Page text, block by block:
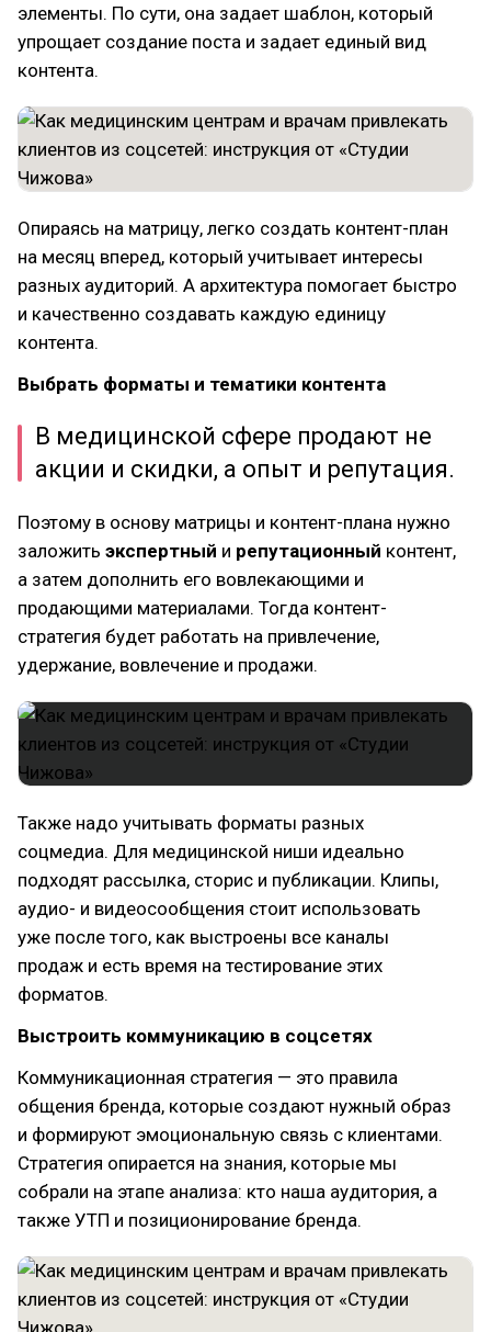
элементы. По сути, она задает шаблон, который
упрощает создание поста и задает единый вид
контента.
Опираясь на матрицу, легко создать контент-план
на месяц вперед, который учитывает интересы
разных аудиторий. А архитектура помогает быстро
и качественно создавать каждую единицу
контента.
Выбрать форматы и тематики контента
В медицинской сфере продают не
акции и скидки, а опыт и репутация.
Поэтому в основу матрицы и контент-плана нужно
заложить экспертный и репутационный контент,
а затем дополнить его вовлекающими и
продающими материалами. Тогда контент-
стратегия будет работать на привлечение,
удержание, вовлечение и продажи.
Также надо учитывать форматы разных
соцмедиа. Для медицинской ниши идеально
подходят рассылка, сторис и публикации. Клипы,
аудио- и видеосообщения стоит использовать
уже после того, как выстроены все каналы
продаж и есть время на тестирование этих
форматов.
Выстроить коммуникацию в соцсетях
Коммуникационная стратегия — это правила
общения бренда, которые создают нужный образ
и формируют эмоциональную связь с клиентами.
Стратегия опирается на знания, которые мы
собрали на этапе анализа: кто наша аудитория, а
также УТП и позиционирование бренда.